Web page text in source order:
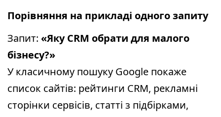
Порівняння на прикладі одного запиту
Запит: «Яку CRM обрати для малого
бізнесу?»
У класичному пошуку Google покаже
список сайтів: рейтинги CRM, рекламні
сторінки сервісів, статті з підбірками,